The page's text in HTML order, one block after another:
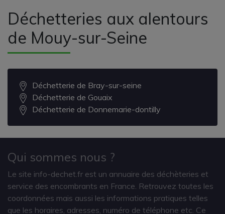
Déchetteries aux alentours
de Mouy-sur-Seine
Déchetterie de Bray-sur-seine
Déchetterie de Gouaix
Déchetterie de Donnemarie-dontilly
Qui sommes nous ?
Le site info-dechet.fr est un annuaire des déchèteries et
service des encombrants en France. Retrouvez toutes les
coordonnées mais aussi les informations pratiques telles
que les horaires, adresses, numéro de téléphone etc. Ce